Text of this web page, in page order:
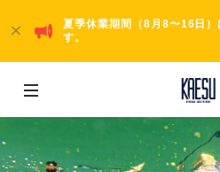
夏季休業期間（8月8〜16日
す。